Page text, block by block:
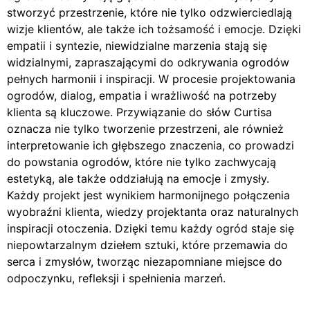
stworzyć przestrzenie, które nie tylko odzwierciedlają
wizje klientów, ale także ich tożsamość i emocje. Dzięki
empatii i syntezie, niewidzialne marzenia stają się
widzialnymi, zapraszającymi do odkrywania ogrodów
pełnych harmonii i inspiracji. W procesie projektowania
ogrodów, dialog, empatia i wrażliwość na potrzeby
klienta są kluczowe. Przywiązanie do słów Curtisa
oznacza nie tylko tworzenie przestrzeni, ale również
interpretowanie ich głębszego znaczenia, co prowadzi
do powstania ogrodów, które nie tylko zachwycają
estetyką, ale także oddziałują na emocje i zmysły.
Każdy projekt jest wynikiem harmonijnego połączenia
wyobraźni klienta, wiedzy projektanta oraz naturalnych
inspiracji otoczenia. Dzięki temu każdy ogród staje się
niepowtarzalnym dziełem sztuki, które przemawia do
serca i zmysłów, tworząc niezapomniane miejsce do
odpoczynku, refleksji i spełnienia marzeń.